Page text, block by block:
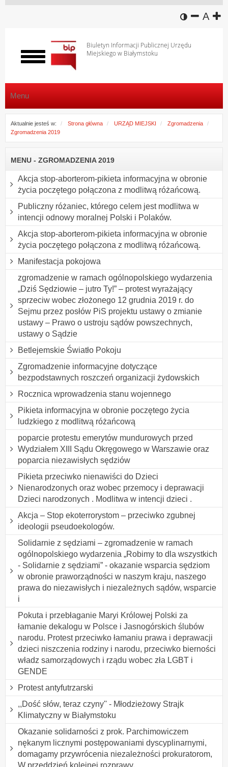
wersja
A
Biuletyn Informacji Publicznej Urzędu
Miejskiego w Białymstoku
Włącz
menu
Menu
Aktualnie jesteś w: Strona główna URZĄD MIEJSKI
Zgromadzenia
Zgromadzenia 2019
MENU - ZGROMADZENIA 2019
Akcja stop-aborterom-pikieta informacyjna w obronie
życia poczętego połączona z modlitwą różańcową.
Publiczny różaniec, którego celem jest modlitwa w
intencji odnowy moralnej Polski i Polaków.
Akcja stop-aborterom-pikieta informacyjna w obronie
życia poczętego połączona z modlitwą różańcową.
Manifestacja pokojowa
zgromadzenie w ramach ogólnopolskiego wydarzenia
„Dziś Sędziowie – jutro Ty!” – protest wyrażający
sprzeciw wobec złożonego 12 grudnia 2019 r. do
Sejmu przez posłów PiS projektu ustawy o zmianie
ustawy – Prawo o ustroju sądów powszechnych,
ustawy o Sądzie
Betlejemskie Światło Pokoju
Zgromadzenie informacyjne dotyczące
bezpodstawnych roszczeń organizacji żydowskich
Rocznica wprowadzenia stanu wojennego
Pikieta informacyjna w obronie poczętego życia
ludzkiego z modlitwą różańcową
poparcie protestu emerytów mundurowych przed
Wydziałem XIII Sądu Okręgowego w Warszawie oraz
poparcia niezawisłych sędziów
Pikieta przeciwko nienawiści do Dzieci
Nienarodzonych oraz wobec przemocy i deprawacji
Dzieci narodzonych . Modlitwa w intencji dzieci .
Akcja – Stop ekoterrorystom – przeciwko zgubnej
ideologii pseudoekologów.
Solidarnie z sędziami – zgromadzenie w ramach
ogólnopolskiego wydarzenia „Robimy to dla wszystkich
- Solidarnie z sędziami” - okazanie wsparcia sędziom
w obronie praworządności w naszym kraju, naszego
prawa do niezawisłych i niezależnych sądów, wsparcie
i
Pokuta i przebłaganie Maryi Królowej Polski za
łamanie dekalogu w Polsce i Jasnogórskich ślubów
narodu. Protest przeciwko łamaniu prawa i deprawacji
dzieci niszczenia rodziny i narodu, przeciwko bierności
władz samorządowych i rządu wobec zła LGBT i
GENDE
Protest antyfutrzarski
,,Dość słów, teraz czyny'' - Młodzieżowy Strajk
Klimatyczny w Białymstoku
Okazanie solidarności z prok. Parchimowiczem
nękanym licznymi postępowaniami dyscyplinarnymi,
domagamy przywrócenia niezależności prokuratorom,
W przeddzień kolejnej rozprawy.